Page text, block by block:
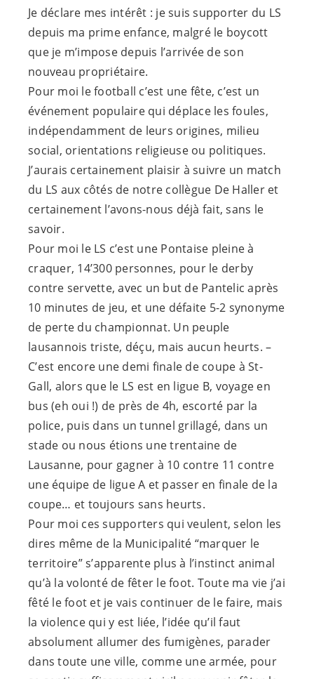
Je déclare mes intérêt : je suis supporter du LS
depuis ma prime enfance, malgré le boycott
que je m’impose depuis l’arrivée de son
nouveau propriétaire.
Pour moi le football c’est une fête, c’est un
événement populaire qui déplace les foules,
indépendamment de leurs origines, milieu
social, orientations religieuse ou politiques.
J’aurais certainement plaisir à suivre un match
du LS aux côtés de notre collègue De Haller et
certainement l’avons-nous déjà fait, sans le
savoir.
Pour moi le LS c’est une Pontaise pleine à
craquer, 14’300 personnes, pour le derby
contre servette, avec un but de Pantelic après
10 minutes de jeu, et une défaite 5-2 synonyme
de perte du championnat. Un peuple
lausannois triste, déçu, mais aucun heurts. –
C’est encore une demi finale de coupe à St-
Gall, alors que le LS est en ligue B, voyage en
bus (eh oui !) de près de 4h, escorté par la
police, puis dans un tunnel grillagé, dans un
stade ou nous étions une trentaine de
Lausanne, pour gagner à 10 contre 11 contre
une équipe de ligue A et passer en finale de la
coupe… et toujours sans heurts.
Pour moi ces supporters qui veulent, selon les
dires même de la Municipalité “marquer le
territoire” s’apparente plus à l’instinct animal
qu’à la volonté de fêter le foot. Toute ma vie j’ai
fêté le foot et je vais continuer de le faire, mais
la violence qui y est liée, l’idée qu’il faut
absolument allumer des fumigènes, parader
dans toute une ville, comme une armée, pour